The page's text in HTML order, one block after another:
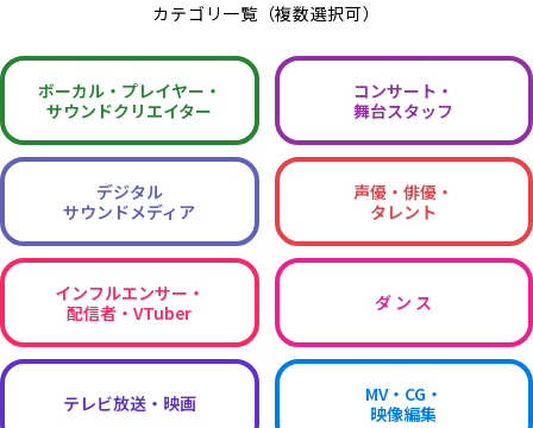
カテゴリ一覧（複数選択可）
ボーカル・ プレイヤー・
サウンドクリエイター
コンサート・
舞台スタッフ
デジタル
サウンドメディア
声優・俳優・
タレント
インフルエンサー・
配信者・VTuber
ダ ン ス
テレビ放送・映画
MV・CG・
映像編集